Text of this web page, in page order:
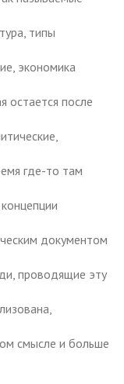
типы
экономика
остается после
где-то там
документом
проводящие эту
смысле и больше